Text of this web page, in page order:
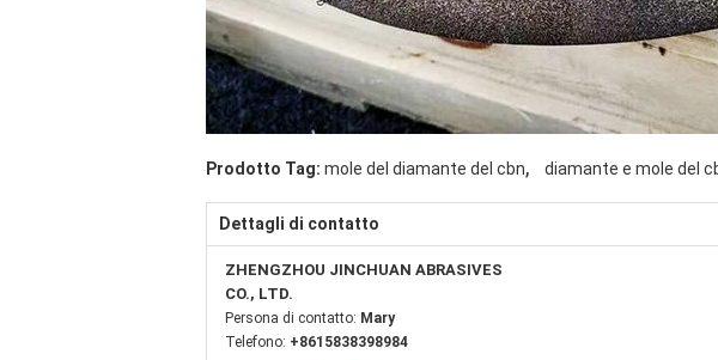
Prodotto Tag: mole del diamante del cbn, diamante e mole del
Dettagli di contatto
ZHENGZHOU JINCHUAN ABRASIVES
CO., LTD.
Persona di contatto: Mary
Telefono: +8615838398984